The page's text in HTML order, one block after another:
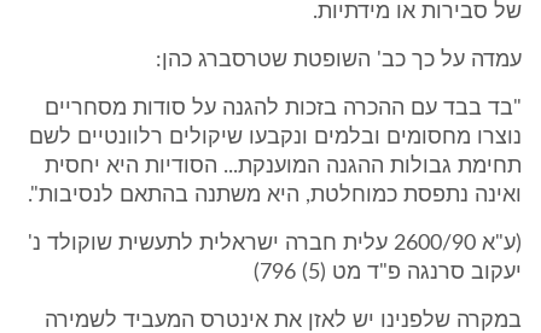
של סבירות או מידתיות.
עמדה על כך כב' השופטת שטרסברג כהן:
"בד בבד עם ההכרה בזכות להגנה על סודות מסחריים
נוצרו מחסומים ובלמים ונקבעו שיקולים רלוונטיים לשם
תחימת גבולות ההגנה המוענקת... הסודיות היא יחסית
ואינה נתפסת כמוחלטת, היא משתנה בהתאם לנסיבות".
(ע"א 2600/90 עלית חברה ישראלית לתעשית שוקולד נ'
יעקוב סרנגה פ"ד מט (5) 796)
במקרה שלפנינו יש לאזן את אינטרס המעביד לשמירה